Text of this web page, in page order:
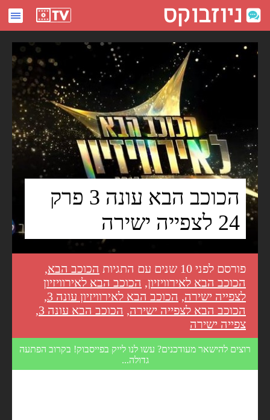
הכוכב הבא עונה 3 פרק 24 לצפייה ישירה - ניוזבוקס
הכוכב הבא עונה 3 פרק
24 לצפייה ישירה
פורסם לפני 10 שנים עם התגיות הכוכב הבא,
הכוכב הבא לאירוויזיון, הכוכב הבא לאירוויזיון
לצפייה ישירה, הכוכב הבא לאירוויזיון עונה 3
,
הכוכב הבא לצפייה ישירה, הכוכב הבא עונה 3
,
צפייה ישירה
רוצים להישאר מעודכנים? עשו לנו לייק בפייסבוק! בקרוב הפתעה
גדולה...